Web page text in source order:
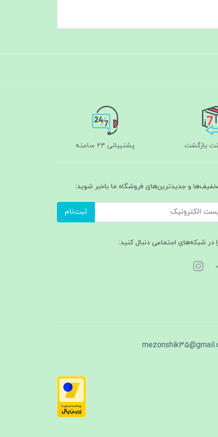
پشتیبانی ۲۴ ساعته
و جدیدترین‌های فروشگاه ما باخبر شوید:
ثبت‌نام
در شبکه‌های اجتماعی دنبال کنید: